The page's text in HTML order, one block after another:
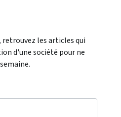
retrouvez les articles qui
d'une société pour ne